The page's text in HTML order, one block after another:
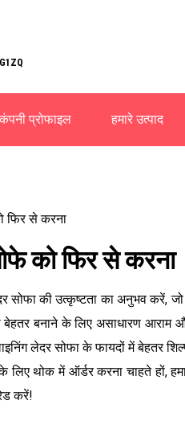
कंपनी प्रोफाइल हमारे उत्पाद
फिर से करना
को फिर से करना
सोफा की उत्कृष्टता का अनुभव करें,
बनाने के लिए असाधारण आराम
लेदर सोफा के फायदों में बेहतर
लिए थोक में ऑर्डर करना चाहते हों,
करें!